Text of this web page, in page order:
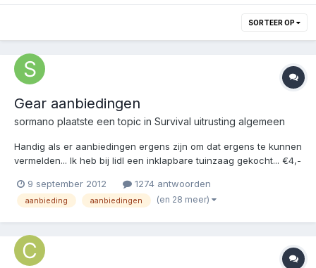
SORTEER OP
Gear aanbiedingen
sormano plaatste een topic in Survival uitrusting algemeen
Handig als er aanbiedingen ergens zijn om dat ergens te kunnen
vermelden... Ik heb bij lidl een inklapbare tuinzaag gekocht... €4,-
Kwaliteit lijkt wel aardig, natuurlijk niet super maar voor €4,-
zeker de moeite waard!...
9 september 2012 1274 antwoorden
aanbieding aanbiedingen (en 28 meer)